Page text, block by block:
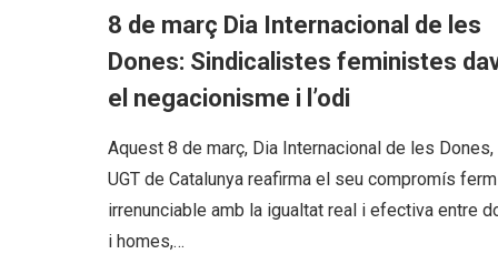
8 de març Dia Internacional de les
Dones: Sindicalistes feministes
el negacionisme i l’odi
Aquest 8 de març, Dia Internacional de les Dones,
UGT de Catalunya reafirma el seu compromís
irrenunciable amb la igualtat real i efectiva entre
i homes,…